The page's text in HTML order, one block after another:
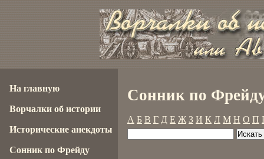
Сонник по
А Б В Г Д Е Ж З И К Л М Н О П
На главную
Ворчалки об истории
Исторические анекдоты
Сонник по Фрейду